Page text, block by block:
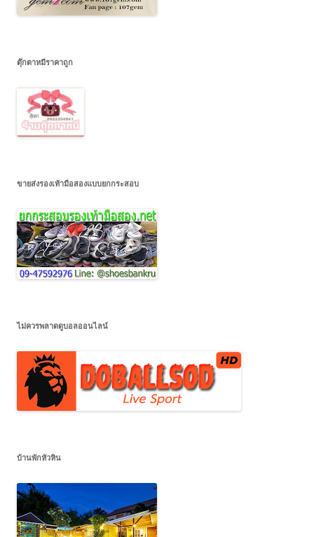
ตุ๊กตาหมีราคาถูก
ขายส่งรองเท้ามือสองแบบยกกระสอบ
ไม่ควรพลาดดูบอลออนไลน์
บ้านพักหัวหิน